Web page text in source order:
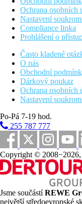
Ochrana osobních
Nastavení
Compliance linka
Prohlášení o
Často kladené
O nás
Obchodní
Dárkový poukaz
Ochrana osobních
Nastavení
Po-Pá 7-19 hod.
255 787 777
Copyright ©
Jsme součástíREWE
největší středoevropské